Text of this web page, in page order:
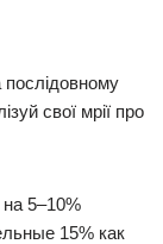
свої мрії про
5–10%
15% как